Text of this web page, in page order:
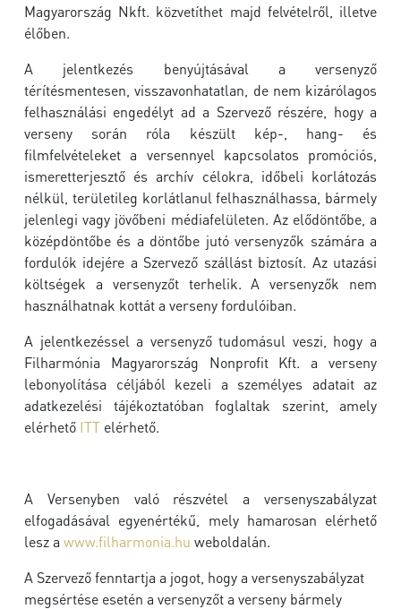
Magyarország Nkft. közvetíthet majd felvételről, illetve
élőben.
A jelentkezés benyújtásával a versenyző
térítésmentesen, visszavonhatatlan, de nem kizárólagos
felhasználási engedélyt ad a Szervező részére, hogy a
verseny során róla készült kép-, hang- és
filmfelvételeket a versennyel kapcsolatos promóciós,
ismeretterjesztő és archív célokra, időbeli korlátozás
nélkül, területileg korlátlanul felhasználhassa, bármely
jelenlegi vagy jövőbeni médiafelületen. Az elődöntőbe, a
középdöntőbe és a döntőbe jutó versenyzők számára a
fordulók idejére a Szervező szállást biztosít. Az utazási
költségek a versenyzőt terhelik. A versenyzők nem
használhatnak kottát a verseny fordulóiban.
A jelentkezéssel a versenyző tudomásul veszi, hogy a
Filharmónia Magyarország Nonprofit Kft. a verseny
lebonyolítása céljából kezeli a személyes adatait az
adatkezelési tájékoztatóban foglaltak szerint, amely
elérhető ITT elérhető.
A Versenyben való részvétel a versenyszabályzat
elfogadásával egyenértékű, mely hamarosan elérhető
lesz a www.filharmonia.hu weboldalán.
A Szervező fenntartja a jogot, hogy a versenyszabályzat
megsértése esetén a versenyzőt a verseny bármely